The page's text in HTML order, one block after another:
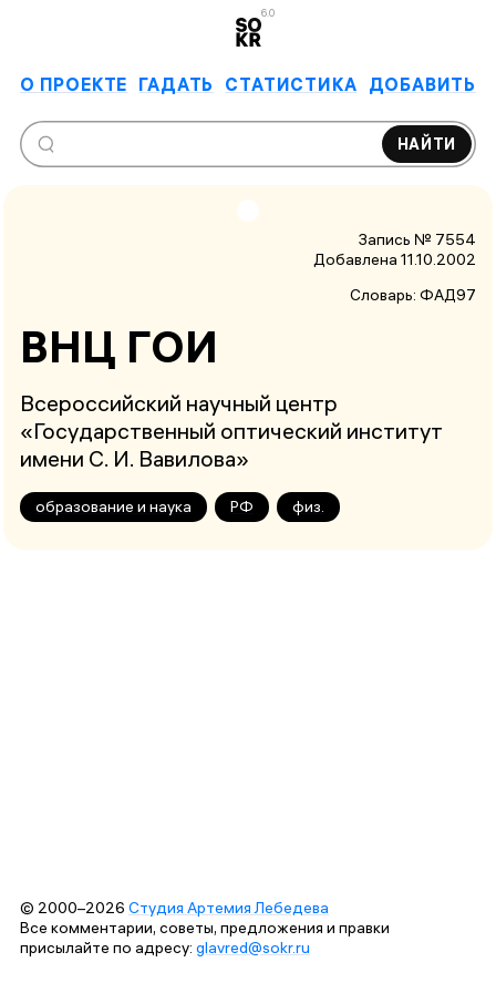
6.0
О ПРОЕКТЕ ГАДАТЬ СТАТИСТИКА ДОБАВИТЬ
НАЙТИ
Запись № 7554
Добавлена 11.10.2002
Словарь: ФАД97
ВНЦ ГОИ
Всероссийский научный центр
«Государственный оптический институт
имени С. И. Вавилова»
образование и наука РФ физ.
© 2000–2026 Студия Артемия Лебедева
Все комментарии, советы, предложения и правки
присылайте по адресу: glavred@sokr.ru